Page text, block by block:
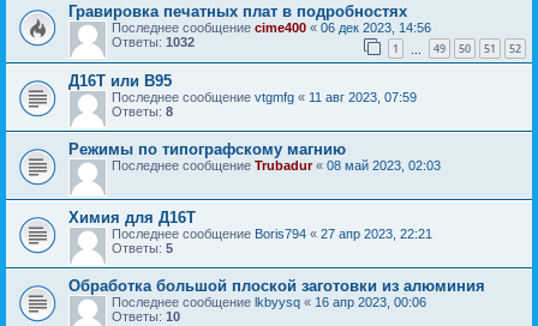
Гравировка печатных плат в подробностях
Последнее сообщение cime400 « 06 дек 2023, 14:56
Ответы: 1032 1 49 50 51 52
Д16Т или В95
Последнее сообщение vtgmfg « 11 авг 2023, 07:59
Ответы: 8
Режимы по типографскому магнию
Последнее сообщение Trubadur« 08 май 2023, 02:03
Химия для Д16Т
Последнее сообщение Boris794 « 27 апр 2023, 22:21
Ответы: 5
Обработка большой плоской заготовки из алюминия
Последнее сообщение lkbyysq « 16 апр 2023, 00:06
Ответы: 10